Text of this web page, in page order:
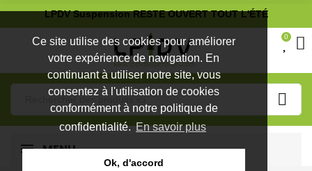
Ce site utilise des cookies pour améliorer
votre expérience de navigation. En
continuant à utiliser notre site, vous
consentez à l'utilisation de cookies
conformément à notre politique de
confidentialité.En savoir plus
Ok, d'accord
LPDV Suspension RESTE OUVERT TOUT L'ÉTÉ
0
MENU